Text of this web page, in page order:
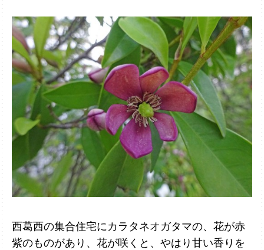
西葛西の集合住宅にカラタネオガタマの、花が赤
紫のものがあり、花が咲くと、 やはり甘い香りを